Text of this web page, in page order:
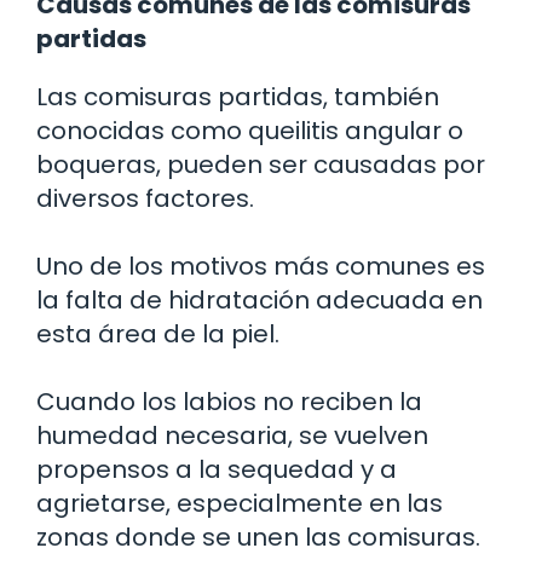
partidas
Las comisuras partidas, también
conocidas como queilitis angular o
boqueras, pueden ser causadas por
diversos factores.
Uno de los motivos más comunes es
la falta de hidratación adecuada en
esta área de la piel.
Cuando los labios no reciben la
humedad necesaria, se vuelven
propensos a la sequedad y a
agrietarse, especialmente en las
zonas donde se unen las comisuras.